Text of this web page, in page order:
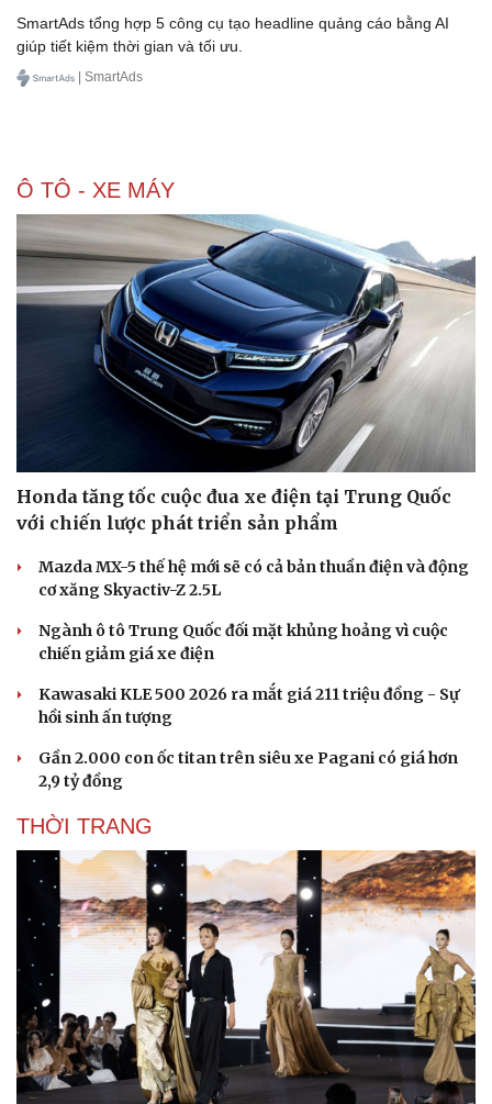
Sức khỏe
Dinh dưỡng - món ngon
Cây thuốc
Nhi khoa
Nam khoa
Phòng mạch online
Ăn sạch sống khỏe
Đời sống
Nhà đẹp
SmartAds tổng hợp 5 công cụ tạo headline quảng cáo bằng AI
giúp tiết kiệm thời gian và tối ưu.
| SmartAds
Ô TÔ - XE MÁY
Honda tăng tốc cuộc đua xe điện tại Trung Quốc
với chiến lược phát triển sản phẩm
Mazda MX-5 thế hệ mới sẽ có cả bản thuần điện và động
cơ xăng Skyactiv-Z 2.5L
Ngành ô tô Trung Quốc đối mặt khủng hoảng vì cuộc
chiến giảm giá xe điện
Kawasaki KLE 500 2026 ra mắt giá 211 triệu đồng - Sự
hồi sinh ấn tượng
Gần 2.000 con ốc titan trên siêu xe Pagani có giá hơn
2,9 tỷ đồng
THỜI TRANG